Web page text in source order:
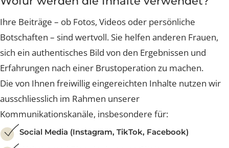
anderen Mut machen möchten oder einfach Lust
mitzuwirken: Dann sind Sie bei Brustgeflüster genau
richtig.
Wofür werden die Inhalte verwendet?
Ihre Beiträge – ob Fotos, Videos oder persönliche
Botschaften – sind wertvoll. Sie helfen anderen
sich ein authentisches Bild von den Ergebnissen und
Erfahrungen nach einer Brustoperation zu machen.
Die von Ihnen freiwillig eingereichten Inhalte nutzen